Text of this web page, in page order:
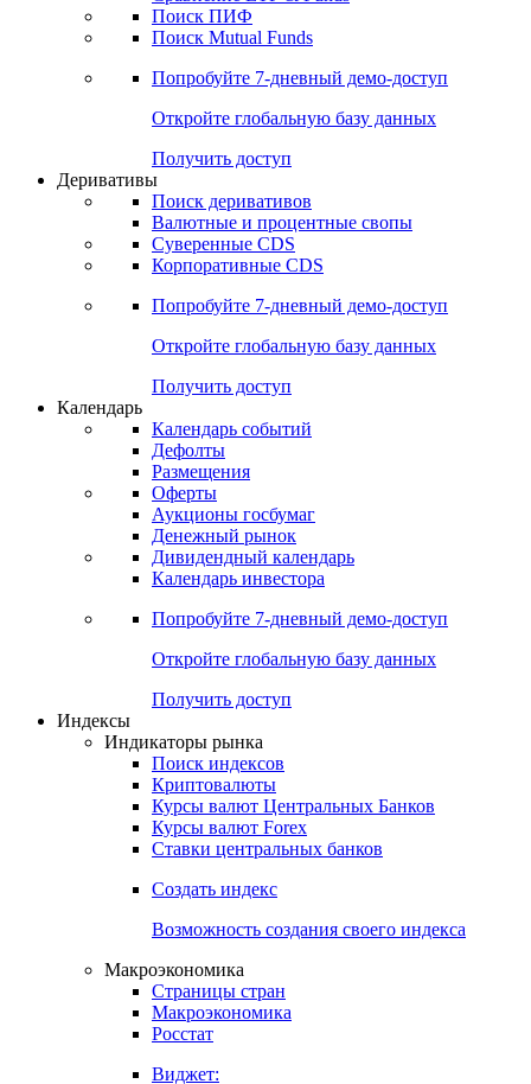
Получить доступ
ETF & Funds
Сравнение ETF & Funds
Поиск Mutual Funds
Попробуйте7-дневный
Откройте глобальную базу данных
Получить доступ
Деривативы
Валютные и процентные свопы
Корпоративные CDS
Попробуйте7-дневный
Откройте глобальную базу данных
Получить доступ
Календарь
Календарь событий
Дефолты
Размещения
Оферты
Денежный рынок
Календарь инвестора
Попробуйте7-дневный
Откройте глобальную базу данных
Получить доступ
Индикаторы рынка
Поиск индексов
Курсы валют Центральных Банков
Ставки центральных банков
Создать индекс
Возможность создания своего индекса
Страницы стран